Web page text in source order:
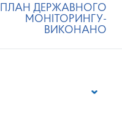
ПЛАН ДЕРЖАВНОГО
МОНІТОРИНГУ-
ВИКОНАНО